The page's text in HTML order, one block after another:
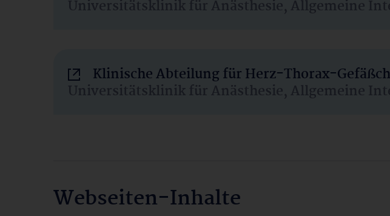
Universitätsklinik für Anästhesie, Allgemeine
Klinische Abteilung für Herz-Thorax-
Universitätsklinik für Anästhesie, Allgemeine
Webseiten-Inhalte